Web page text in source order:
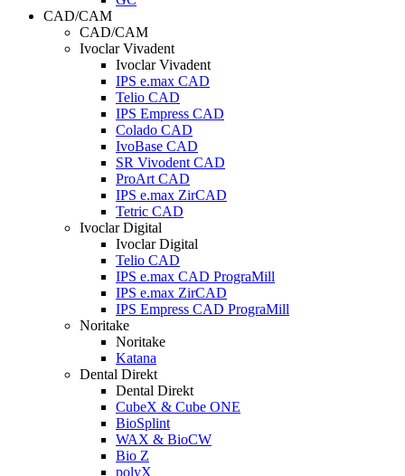
CAD/CAM
CAD/CAM
Ivoclar Vivadent
Ivoclar Vivadent
IPS e.max CAD
Telio CAD
IPS Empress CAD
Colado CAD
IvoBase CAD
SR Vivodent CAD
ProArt CAD
IPS e.max ZirCAD
Tetric CAD
Ivoclar Digital
Ivoclar Digital
Telio CAD
IPS e.max CAD PrograMill
IPS e.max ZirCAD
IPS Empress CAD PrograMill
Noritake
Noritake
Katana
Dental Direkt
Dental Direkt
CubeX & Cube ONE
BioSplint
WAX & BioCW
Bio Z
polyX